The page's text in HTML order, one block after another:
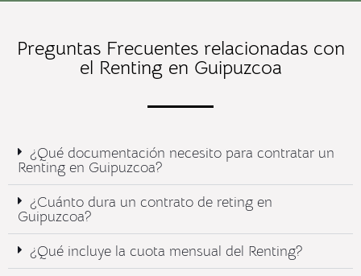
Preguntas Frecuentes relacionadas con
el Renting en Guipuzcoa
¿Qué documentación necesito para contratar un
Renting en Guipuzcoa?
¿Cuánto dura un contrato de reting en
Guipuzcoa?
¿Qué incluye la cuota mensual del Renting?​